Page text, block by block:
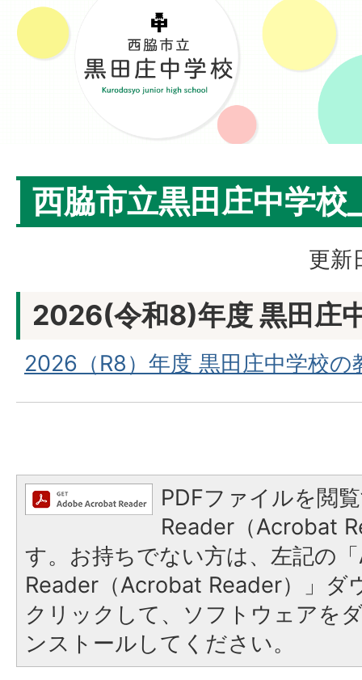
西脇市立黒田庄中学校
更新
2026(令和8)年度 黒田庄
2026（R8）年度 黒田庄中学校の
PDFファイルを閲
Reader（Acrobat
す。お持ちでない方は、左記の
Reader（Acrobat Reader）」ダ
クリックして、ソフトウェアを
ンストールしてください。